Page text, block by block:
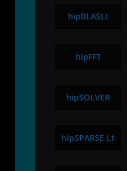
hipBLASLt
hipFFT
hipSOLVER
hipSPARSE Lt